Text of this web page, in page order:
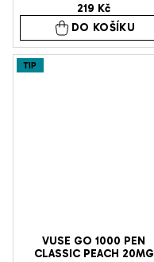
219 Kč
DO KOŠÍKU
TIP
VUSE GO 1000 PEN
CLASSIC PEACH 20MG